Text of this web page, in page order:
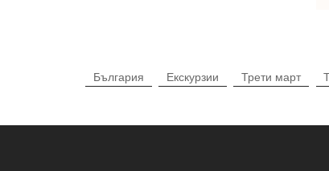
България Екскурзии Трети март